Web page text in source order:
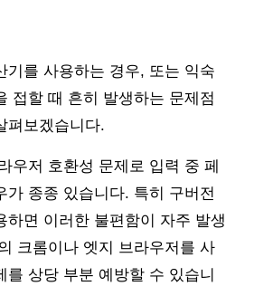
기를 사용하는 경우, 또는 익숙
접할 때 흔히 발생하는 문제점
펴보겠습니다.
우저 호환성 문제로 입력 중 페
가 종종 있습니다. 특히 구버전
하면 이러한 불편함이 자주 발생
크롬이나 엣지 브라우저를 사
를 상당 부분 예방할 수 있습니